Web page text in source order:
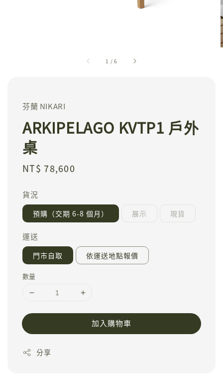
1 /6
芬蘭 NIKARI
ARKIPELAGO KVTP1 戶外
桌
Regular
NT$ 78,600
貨況
預購（交期 6-8 個月） 展示 現貨
運送
門市自取 依運送地點報價
數量
加入購物車
分享